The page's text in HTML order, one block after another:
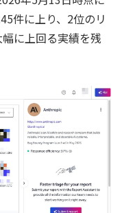
件に上り、2位のリ
に上回る実績を残